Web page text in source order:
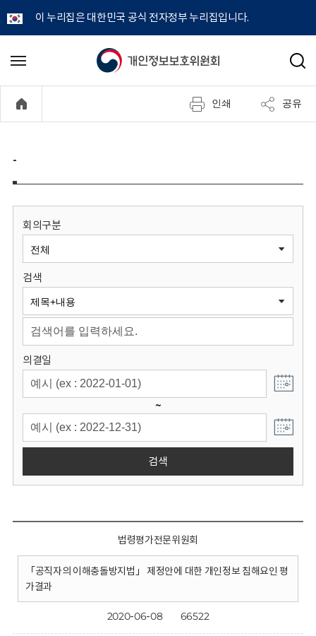
이 누리집은 대한민국 공식 전자정부 누리집입니다.
개
정
보
원
회
메
기
검
인쇄 공유
-
회의구분
검색
의결일
~
검색
법령평가전문위원회
「공직자의 이해충돌방지법」 제정안에 대한 개인정보 침해요인 평
가결과
2020-06-08 66522